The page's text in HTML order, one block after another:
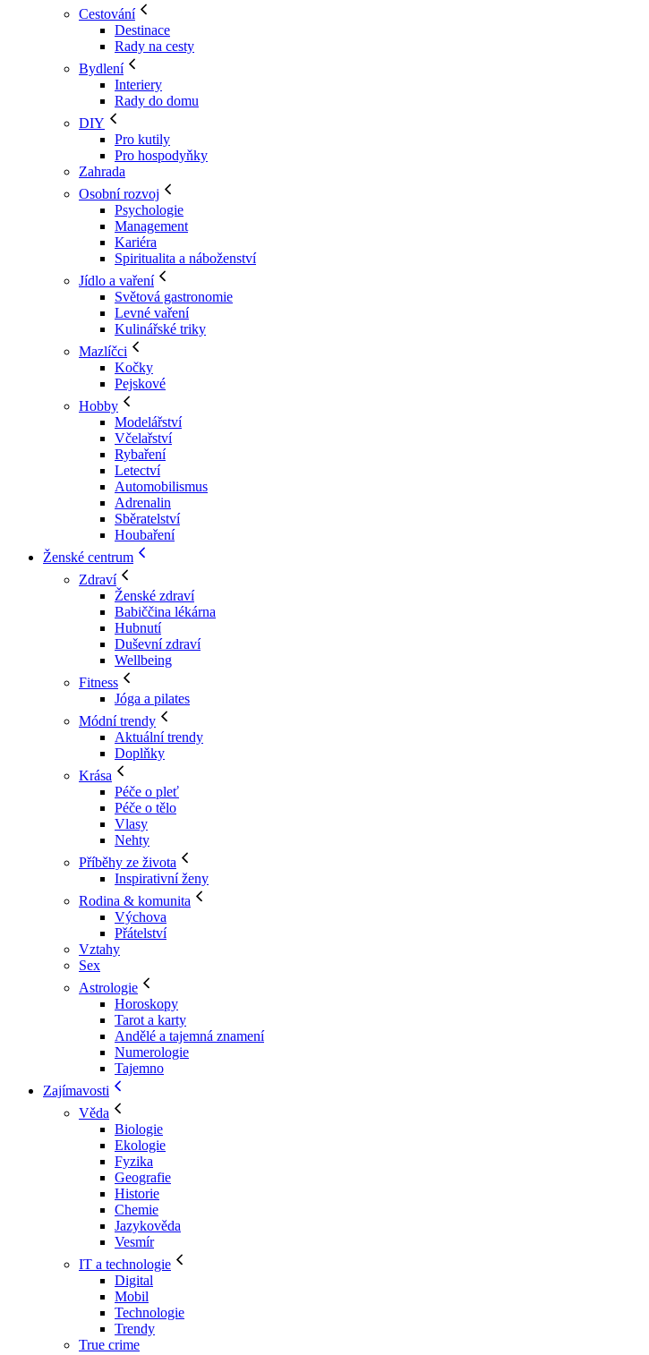
Cestování
Destinace
Rady na cesty
Bydlení
Interiery
Rady do domu
DIY
Pro kutily
Pro hospodyňky
Zahrada
Osobní rozvoj
Psychologie
Management
Kariéra
Spiritualita a náboženství
Jídlo a vaření
Světová gastronomie
Levné vaření
Kulinářské triky
Mazlíčci
Kočky
Pejskové
Hobby
Modelářství
Včelařství
Rybaření
Letectví
Automobilismus
Adrenalin
Sběratelství
Houbaření
Ženské centrum
Zdraví
Ženské zdraví
Babiččina lékárna
Hubnutí
Duševní zdraví
Wellbeing
Fitness
Jóga a pilates
Módní trendy
Aktuální trendy
Doplňky
Krása
Péče o pleť
Péče o tělo
Vlasy
Nehty
Příběhy ze života
Inspirativní ženy
Rodina & komunita
Výchova
Přátelství
Vztahy
Sex
Astrologie
Horoskopy
Tarot a karty
Andělé a tajemná znamení
Numerologie
Tajemno
Zajímavosti
Věda
Biologie
Ekologie
Fyzika
Geografie
Historie
Chemie
Jazykověda
Vesmír
IT a technologie
Digital
Mobil
Technologie
Trendy
True crime